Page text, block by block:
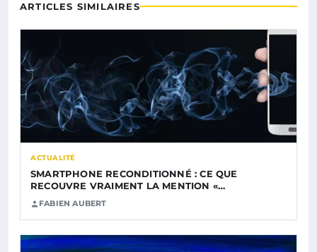
ARTICLES SIMILAIRES
ACTUALITÉ
SMARTPHONE RECONDITIONNÉ : CE QUE
RECOUVRE VRAIMENT LA MENTION «…
FABIEN AUBERT